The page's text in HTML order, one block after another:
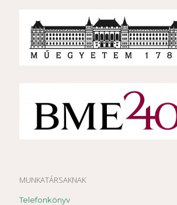
MUNKATÁRSAKNAK
Telefonkönyv